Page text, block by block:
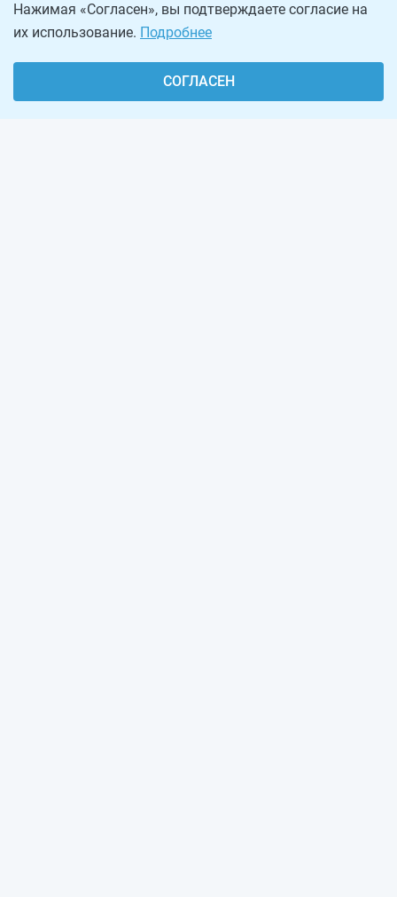
Нажимая «Согласен», вы подтверждаете согласие на
их использование. Подробнее
СОГЛАСЕН